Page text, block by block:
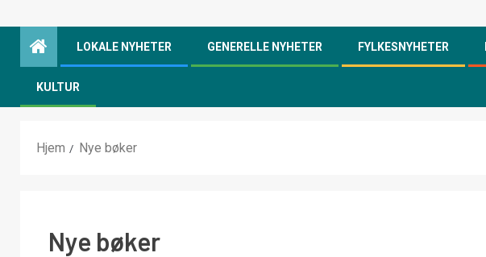
LOKALE NYHETER GENERELLE NYHETER FYLKESNYHETER
KULTUR
Hjem Nye bøker
Nye bøker